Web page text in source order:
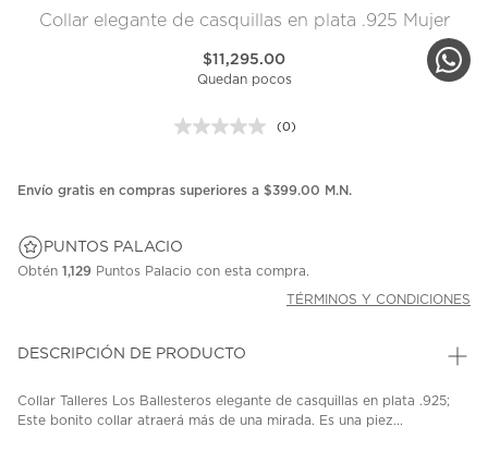
Collar elegante de casquillas en plata .925 Mujer
$11,295.00
Quedan pocos
Sin
en
(0)
Envío gratis en compras superiores a $399.00 M.N.
PUNTOS PALACIO
Obtén 1,129 Puntos Palacio con esta compra.
TÉRMINOS Y CONDICIONES
DESCRIPCIÓN DE PRODUCTO
Collar Talleres Los Ballesteros elegante de casquillas en plata .925;
Este bonito collar atraerá más de una mirada. Es una piez...